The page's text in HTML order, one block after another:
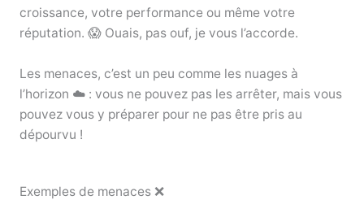
croissance, votre performance ou même votre
réputation. 😱 Ouais, pas ouf, je vous l’accorde.
Les menaces, c’est un peu comme les nuages à
l’horizon ☁️ : vous ne pouvez pas les arrêter, mais vous
pouvez vous y préparer pour ne pas être pris au
dépourvu !
Exemples de menaces ❌